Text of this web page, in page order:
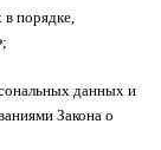
порядке,
данных и
Закона о